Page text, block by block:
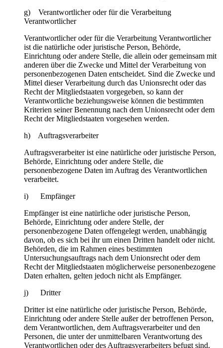
g) Verantwortlicher oder für die Verarbeitung
Verantwortlicher
Verantwortlicher oder für die Verarbeitung Verantwortlicher
ist die natürliche oder juristische Person, Behörde,
Einrichtung oder andere Stelle, die allein oder gemeinsam mit
anderen über die Zwecke und Mittel der Verarbeitung von
personenbezogenen Daten entscheidet. Sind die Zwecke und
Mittel dieser Verarbeitung durch das Unionsrecht oder das
Recht der Mitgliedstaaten vorgegeben, so kann der
Verantwortliche beziehungsweise können die bestimmten
Kriterien seiner Benennung nach dem Unionsrecht oder dem
Recht der Mitgliedstaaten vorgesehen werden.
h) Auftragsverarbeiter
Auftragsverarbeiter ist eine natürliche oder juristische Person,
Behörde, Einrichtung oder andere Stelle, die
personenbezogene Daten im Auftrag des Verantwortlichen
verarbeitet.
i) Empfänger
Empfänger ist eine natürliche oder juristische Person,
Behörde, Einrichtung oder andere Stelle, der
personenbezogene Daten offengelegt werden, unabhängig
davon, ob es sich bei ihr um einen Dritten handelt oder nicht.
Behörden, die im Rahmen eines bestimmten
Untersuchungsauftrags nach dem Unionsrecht oder dem
Recht der Mitgliedstaaten möglicherweise personenbezogene
Daten erhalten, gelten jedoch nicht als Empfänger.
j) Dritter
Dritter ist eine natürliche oder juristische Person, Behörde,
Einrichtung oder andere Stelle außer der betroffenen Person,
dem Verantwortlichen, dem Auftragsverarbeiter und den
Personen, die unter der unmittelbaren Verantwortung des
Verantwortlichen oder des Auftragsverarbeiters befugt sind,